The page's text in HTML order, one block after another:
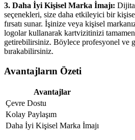
3. Daha İyi Kişisel Marka İmajı:
seçenekleri, size daha etkileyici bir
fırsatı sunar. İşinize veya kişisel
logolar kullanarak kartvizitinizi
getirebilirsiniz. Böylece profesyonel ve
bırakabilirsiniz.
Avantajların Özeti
Avantajlar
Çevre Dostu
Kolay Paylaşım
Daha İyi Kişisel Marka İmajı